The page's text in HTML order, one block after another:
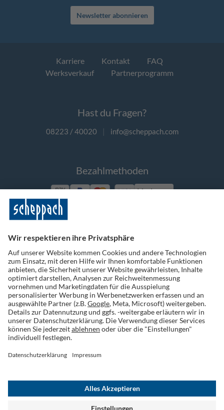
Newsletter abonnieren
Karriere Kontakt
FAQ
Werksverkauf
Partnerprogramm
Hast du Fragen?
08223 / 40020 | info@scheppach.com
Bezahlmethoden
Vorkasse
Folge uns auf Social Media
Widerruf einreichen